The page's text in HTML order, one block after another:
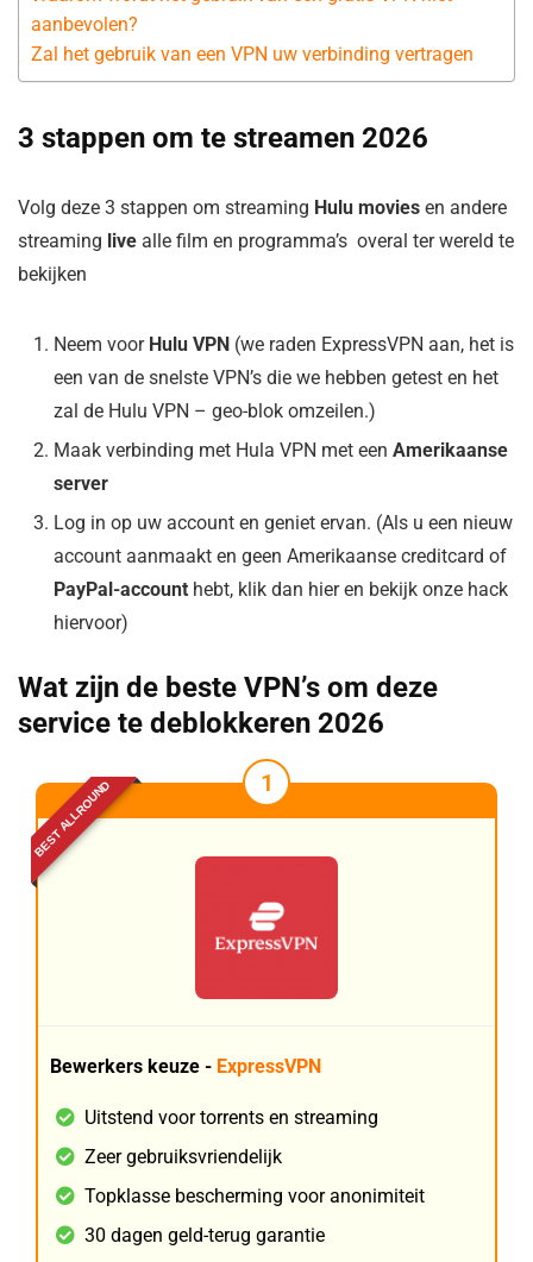
aanbevolen?
Zal het gebruik van een VPN uw verbinding vertragen
3 stappen om te streamen 2026
Volg deze 3 stappen om streaming Hulu movies en andere
streaming live alle film en programma’s overal ter wereld te
bekijken
Neem voor Hulu ​​VPN (we raden ExpressVPN aan, het is
een van de snelste VPN’s die we hebben getest en het
zal de Hulu VPN – geo-blok omzeilen.)
Maak verbinding met Hula VPN met een Amerikaanse
server
Log in op uw account en geniet ervan. (Als u een nieuw
account aanmaakt en geen Amerikaanse creditcard of
PayPal-account hebt, klik dan hier en bekijk onze hack
hiervoor)
Wat zijn de beste VPN’s om deze
service te deblokkeren 2026
BEST ALLROUND 1
Bewerkers keuze - ExpressVPN
Uitstend voor torrents en streaming
Zeer gebruiksvriendelijk
Topklasse bescherming voor anonimiteit
30 dagen geld-terug garantie